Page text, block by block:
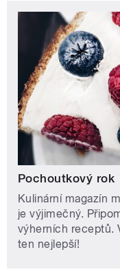
Pochoutkový rok
Kulinární magazín
je výjimečný.
výherních receptů.
ten nejlepší!